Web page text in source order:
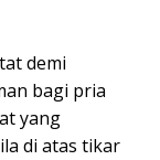
demi
bagi pria
yang
di atas tikar